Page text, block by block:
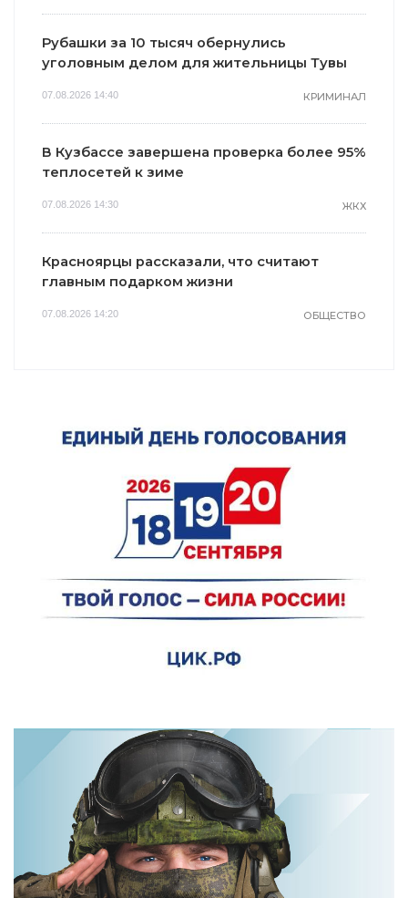
Рубашки за 10 тысяч обернулись
уголовным делом для жительницы Тувы
07.08.2026 14:40 КРИМИНАЛ
В Кузбассе завершена проверка более 95%
теплосетей к зиме
07.08.2026 14:30 ЖКХ
Красноярцы рассказали, что считают
главным подарком жизни
07.08.2026 14:20 ОБЩЕСТВО